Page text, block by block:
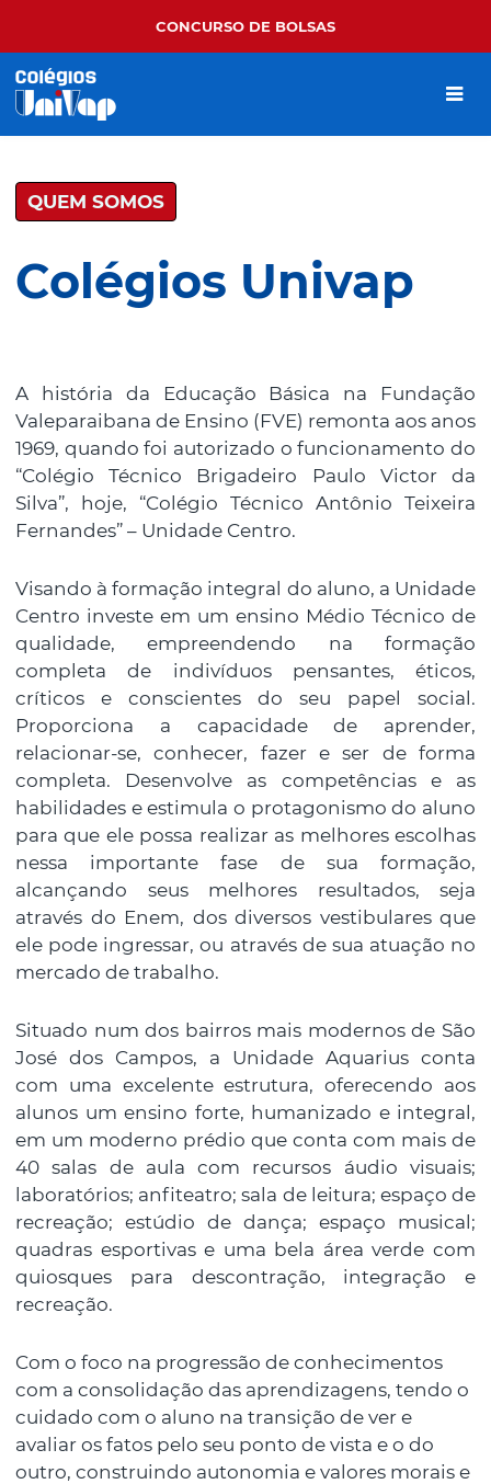
CONCURSO DE BOLSAS
QUEM SOMOS
Colégios Univap
A história da Educação Básica na Fundação
Valeparaibana de Ensino (FVE) remonta aos anos
1969, quando foi autorizado o funcionamento do
“Colégio Técnico Brigadeiro Paulo Victor da
Silva”, hoje, “Colégio Técnico Antônio Teixeira
Fernandes” – Unidade Centro.
Visando à formação integral do aluno, a Unidade
Centro investe em um ensino Médio Técnico de
qualidade, empreendendo na formação
completa de indivíduos pensantes, éticos,
críticos e conscientes do seu papel social.
Proporciona a capacidade de aprender,
relacionar-se, conhecer, fazer e ser de forma
completa. Desenvolve as competências e as
habilidades e estimula o protagonismo do aluno
para que ele possa realizar as melhores escolhas
nessa importante fase de sua formação,
alcançando seus melhores resultados, seja
através do Enem, dos diversos vestibulares que
ele pode ingressar, ou através de sua atuação no
mercado de trabalho.
Situado num dos bairros mais modernos de São
José dos Campos, a Unidade Aquarius conta
com uma excelente estrutura, oferecendo aos
alunos um ensino forte, humanizado e integral,
em um moderno prédio que conta com mais de
40 salas de aula com recursos áudio visuais;
laboratórios; anfiteatro; sala de leitura; espaço de
recreação; estúdio de dança; espaço musical;
quadras esportivas e uma bela área verde com
quiosques para descontração, integração e
recreação.
Com o foco na progressão de conhecimentos
com a consolidação das aprendizagens, tendo o
cuidado com o aluno na transição de ver e
avaliar os fatos pelo seu ponto de vista e o do
outro, construindo autonomia e valores morais e